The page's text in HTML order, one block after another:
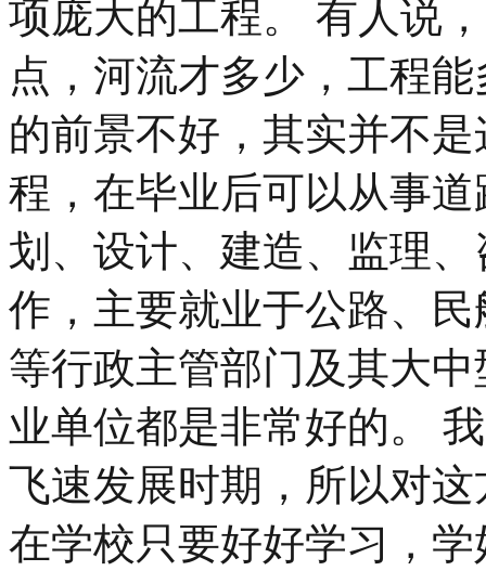
项庞大的工程。 有人说
点，河流才多少，工程
的前景不好，其实并不
程，在毕业后可以从事
划、设计、建造、监理
作，主要就业于公路、
等行政主管部门及其大
业单位都是非常好的。
飞速发展时期，所以对
在学校只要好好学习，